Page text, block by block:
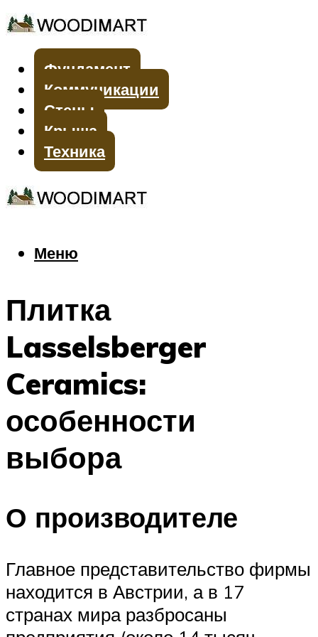
Фундамент
Коммуникации
Стены
Крыша
Техника
Меню
Меню
Плитка
Lasselsberger
Ceramics:
особенности
выбора
О производителе
Главное представительство фирмы
находится в Австрии, а в 17
странах мира разбросаны